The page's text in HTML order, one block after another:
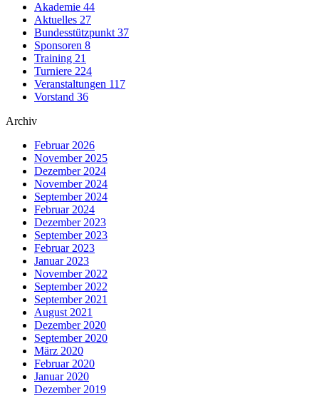
Akademie 44
Aktuelles 27
Bundesstützpunkt 37
Sponsoren 8
Training 21
Turniere 224
Veranstaltungen 117
Vorstand 36
Archiv
Februar 2026
November 2025
Dezember 2024
November 2024
September 2024
Februar 2024
Dezember 2023
September 2023
Februar 2023
Januar 2023
November 2022
September 2022
September 2021
August 2021
Dezember 2020
September 2020
März 2020
Februar 2020
Januar 2020
Dezember 2019